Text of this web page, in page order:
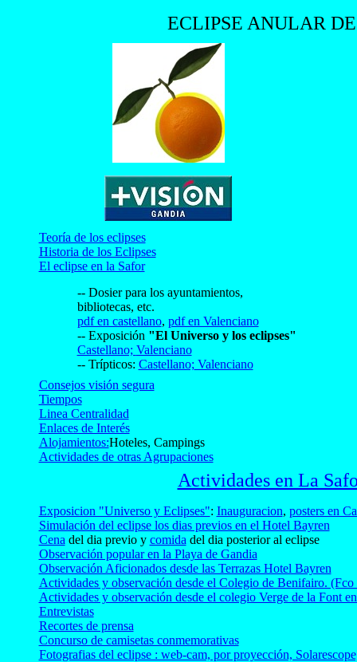
ECLIPSE ANULAR
Teoría de los eclipses
Historia de los Eclipses
El eclipse en la Safor
-- Dosier para los ayuntamientos,
bibliotecas, etc.
pdf en castellano, pdf en Valenciano
-- Exposición "El Universo y los eclipses"
Castellano; Valenciano
-- Trípticos: Castellano; Valenciano
Consejos visión segura
Tiempos
Linea Centralidad
Enlaces de Interés
Alojamientos:Hoteles, Campings
Actividades de otras Agrupaciones
Actividades en La
Exposicion "Universo y Eclipses": Inauguracion, posters en
Simulación del eclipse los dias previos en el Hotel Bayren
Cena del dia previo y comida del dia posterior al eclipse
Observación popular en la Playa de Gandia
Observación Aficionados desde las Terrazas Hotel Bayren
Actividades y observación desde el Colegio de Benifairo. (Fco
Actividades y observación desde el colegio Verge de la Font
Entrevistas
Recortes de prensa
Concurso de camisetas conmemorativas
Fotografias del eclipse : web-cam, por proyección,